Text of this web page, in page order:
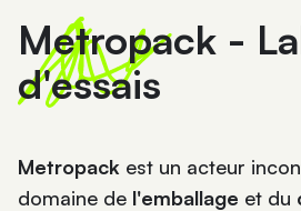
Metropack -
d'essais
Metropack est un acteur
domaine de l'emballage et du